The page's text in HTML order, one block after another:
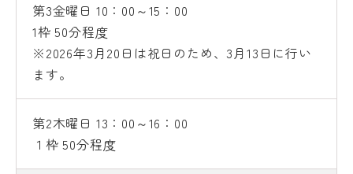
第3金曜日 10：00～15：00
1枠 50分程度
※2026年3月20日は祝日のため、3月13日に行い
ます。
第2木曜日 13：00～16：00
１枠 50分程度